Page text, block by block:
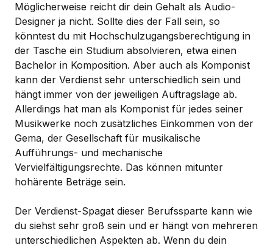
Möglicherweise reicht dir dein Gehalt als Audio-
Designer ja nicht. Sollte dies der Fall sein, so
könntest du mit Hochschulzugangsberechtigung in
der Tasche ein Studium absolvieren, etwa einen
Bachelor in Komposition. Aber auch als Komponist
kann der Verdienst sehr unterschiedlich sein und
hängt immer von der jeweiligen Auftragslage ab.
Allerdings hat man als Komponist für jedes seiner
Musikwerke noch zusätzliches Einkommen von der
Gema, der Gesellschaft für musikalische
Aufführungs- und mechanische
Vervielfältigungsrechte. Das können mitunter
hohärente Beträge sein.
Der Verdienst-Spagat dieser Berufssparte kann wie
du siehst sehr groß sein und er hängt von mehreren
unterschiedlichen Aspekten ab. Wenn du dein